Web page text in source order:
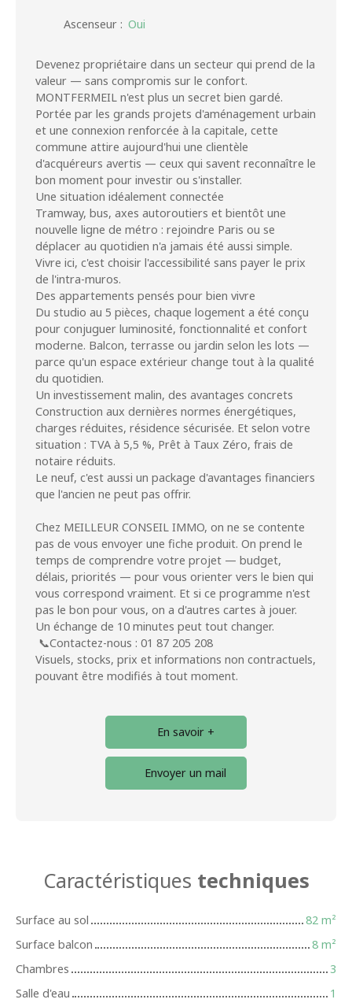
Ascenseur : Oui
Devenez propriétaire dans un secteur qui prend de la
valeur — sans compromis sur le confort.
MONTFERMEIL n'est plus un secret bien gardé.
Portée par les grands projets d'aménagement urbain
et une connexion renforcée à la capitale, cette
commune attire aujourd'hui une clientèle
d'acquéreurs avertis — ceux qui savent reconnaître le
bon moment pour investir ou s'installer.
Une situation idéalement connectée
Tramway, bus, axes autoroutiers et bientôt une
nouvelle ligne de métro : rejoindre Paris ou se
déplacer au quotidien n'a jamais été aussi simple.
Vivre ici, c'est choisir l'accessibilité sans payer le prix
de l'intra-muros.
Des appartements pensés pour bien vivre
Du studio au 5 pièces, chaque logement a été conçu
pour conjuguer luminosité, fonctionnalité et confort
moderne. Balcon, terrasse ou jardin selon les lots —
parce qu'un espace extérieur change tout à la qualité
du quotidien.
Un investissement malin, des avantages concrets
Construction aux dernières normes énergétiques,
charges réduites, résidence sécurisée. Et selon votre
situation : TVA à 5,5 %, Prêt à Taux Zéro, frais de
notaire réduits.
Le neuf, c'est aussi un package d'avantages financiers
que l'ancien ne peut pas offrir.
Chez MEILLEUR CONSEIL IMMO, on ne se contente
pas de vous envoyer une fiche produit. On prend le
temps de comprendre votre projet — budget,
délais, priorités — pour vous orienter vers le bien qui
vous correspond vraiment. Et si ce programme n'est
pas le bon pour vous, on a d'autres cartes à jouer.
Un échange de 10 minutes peut tout changer.
📞Contactez-nous : 01 87 205 208
Visuels, stocks, prix et informations non contractuels,
pouvant être modifiés à tout moment.
En savoir +
Envoyer un mail
Caractéristiques techniques
Surface au sol 82 m²
Surface balcon
8 m²
Chambres
3
Salle d'eau
1